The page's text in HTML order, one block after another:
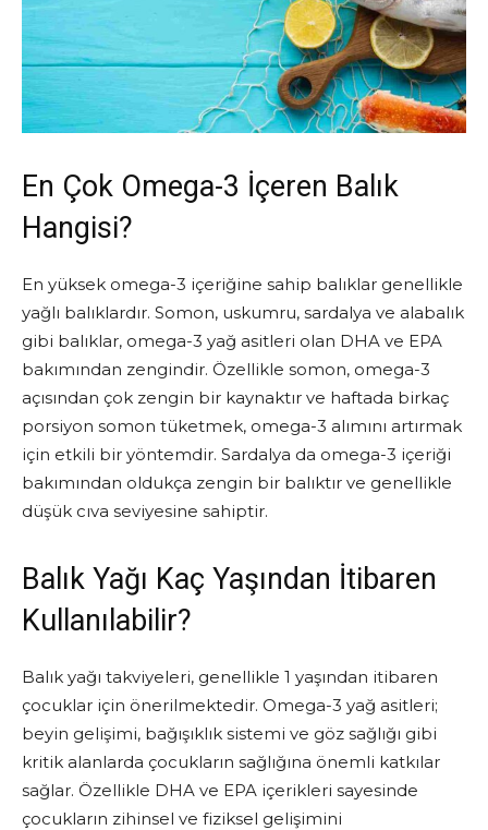
En Çok Omega-3 İçeren Balık
Hangisi?
En yüksek omega-3 içeriğine sahip balıklar genellikle
yağlı balıklardır. Somon, uskumru, sardalya ve alabalık
gibi balıklar, omega-3 yağ asitleri olan DHA ve EPA
bakımından zengindir. Özellikle somon, omega-3
açısından çok zengin bir kaynaktır ve haftada birkaç
porsiyon somon tüketmek, omega-3 alımını artırmak
için etkili bir yöntemdir. Sardalya da omega-3 içeriği
bakımından oldukça zengin bir balıktır ve genellikle
düşük cıva seviyesine sahiptir.
Balık Yağı Kaç Yaşından İtibaren
Kullanılabilir?
Balık yağı takviyeleri, genellikle 1 yaşından itibaren
çocuklar için önerilmektedir. Omega-3 yağ asitleri;
beyin gelişimi, bağışıklık sistemi ve göz sağlığı gibi
kritik alanlarda çocukların sağlığına önemli katkılar
sağlar. Özellikle DHA ve EPA içerikleri sayesinde
çocukların zihinsel ve fiziksel gelişimini